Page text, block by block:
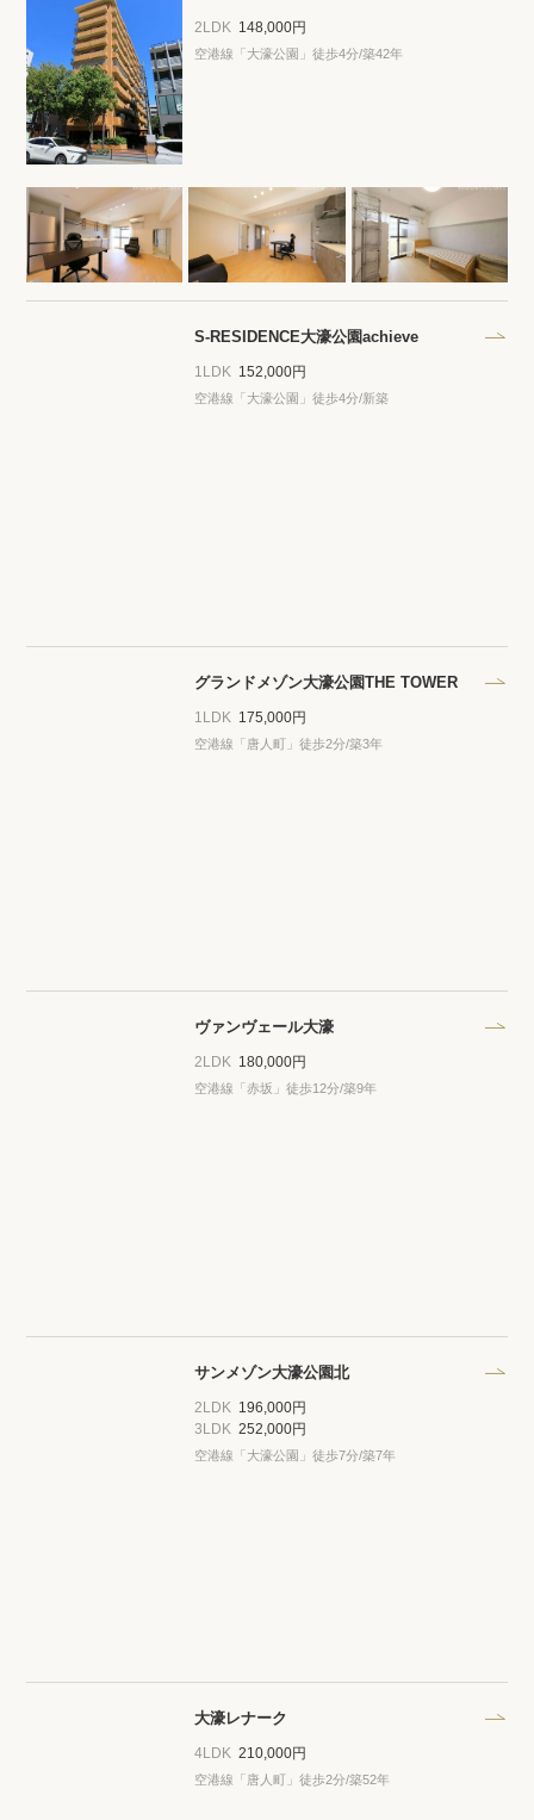
2LDK 148,000円
空港線「大濠公園」徒歩4分/築42年
S-RESIDENCE大濠公園achieve
1LDK 152,000円
空港線「大濠公園」徒歩4分/新築
グランドメゾン大濠公園THE TOWER
1LDK 175,000円
空港線「唐人町」徒歩2分/築3年
ヴァンヴェール大濠
2LDK 180,000円
空港線「赤坂」徒歩12分/築9年
サンメゾン大濠公園北
2LDK 196,000円
3LDK 252,000円
空港線「大濠公園」徒歩7分/築7年
大濠レナーク
4LDK 210,000円
空港線「唐人町」徒歩2分/築52年